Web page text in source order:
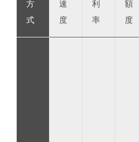
方
式
速
度
利
率
額
度